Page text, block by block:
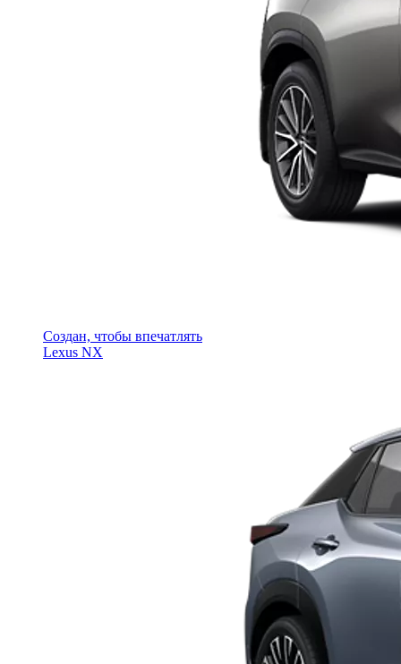
Создан, чтобы впечатлять
Lexus NX